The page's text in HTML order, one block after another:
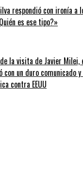
respondió con ironía a
es ese tipo?»
la visita de Javier Milei,
con un duro comunicado
contra EEUU